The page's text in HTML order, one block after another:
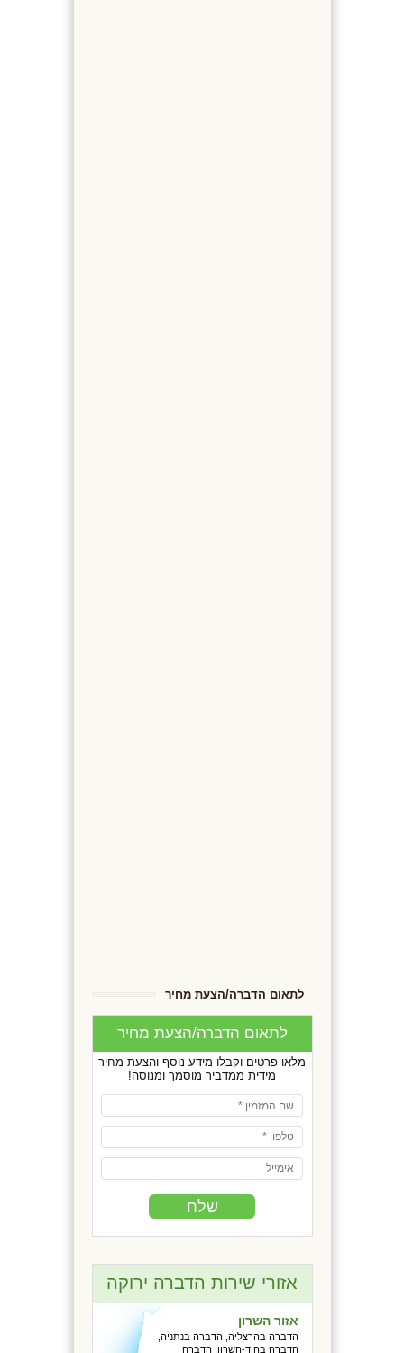
לתאום הדברה/הצעת מחיר
לתאום הדברה/הצעת מחיר
מלאו פרטים וקבלו מידע נוסף והצעת מחיר
מידית ממדביר מוסמך ומנוסה!
אזורי שירות הדברה ירוקה
אזור השרון
הדברה בהרצליה, הדברה בנתניה,
הדברה בהוד-השרון, הדברה